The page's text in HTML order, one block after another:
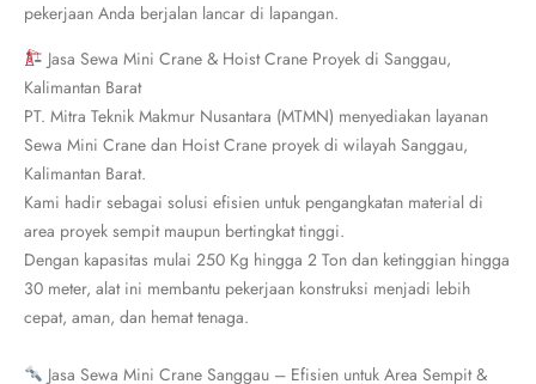
pekerjaan Anda berjalan lancar di lapangan.
Jasa Sewa Mini Crane & Hoist Crane Proyek di Sanggau,
Kalimantan Barat
PT. Mitra Teknik Makmur Nusantara (MTMN) menyediakan layanan
Sewa Mini Crane dan Hoist Crane proyek di wilayah Sanggau,
Kalimantan Barat.
Kami hadir sebagai solusi efisien untuk pengangkatan material di
area proyek sempit maupun bertingkat tinggi.
Dengan kapasitas mulai 250 Kg hingga 2 Ton dan ketinggian hingga
30 meter, alat ini membantu pekerjaan konstruksi menjadi lebih
cepat, aman, dan hemat tenaga.
Jasa Sewa Mini Crane Sanggau – Efisien untuk Area Sempit &